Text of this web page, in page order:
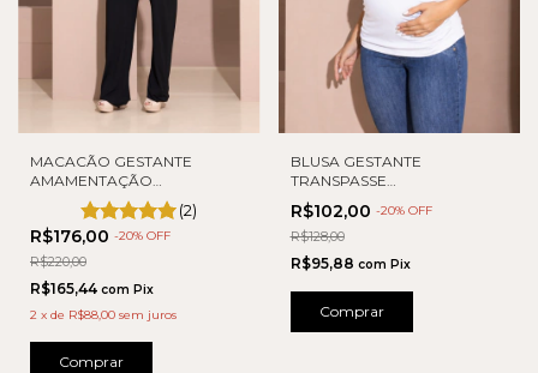
MACACÃO GESTANTE
AMAMENTAÇÃO
VISCOLYCRA
(2)
R$176,00 -20% OFF
R$220,00
R$165,44 com Pix
2 x de R$88,00 sem juros
Comprar
BLUSA GESTANTE
TRANSPASSE
AMAMENTAÇÃO
R$102,00 -20% OFF
R$128,00
R$95,88 com Pix
Comprar